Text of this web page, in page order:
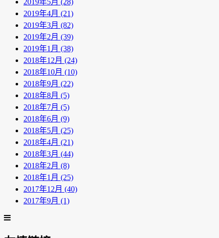
2019年5月 (28)
2019年4月 (21)
2019年3月 (82)
2019年2月 (39)
2019年1月 (38)
2018年12月 (24)
2018年10月 (10)
2018年9月 (22)
2018年8月 (5)
2018年7月 (5)
2018年6月 (9)
2018年5月 (25)
2018年4月 (21)
2018年3月 (44)
2018年2月 (8)
2018年1月 (25)
2017年12月 (40)
2017年9月 (1)